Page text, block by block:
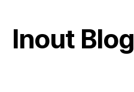
Inout Blog